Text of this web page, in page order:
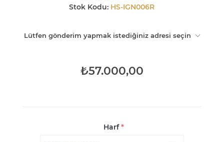
Stok Kodu: HS-IGN006R
Lütfen gönderim yapmak istediğiniz adresi seçin
₺57.000,00
Harf*